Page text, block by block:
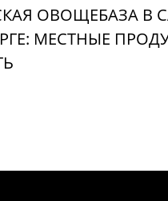
ОВОЩЕБАЗА В
МЕСТНЫЕ